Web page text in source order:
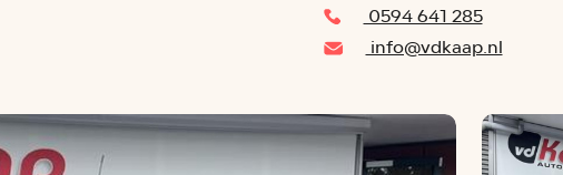
0594 641 285
info@vdkaap.nl